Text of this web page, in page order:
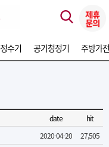
정수기 공기청정기 주방가전
date
hit
2020-04-20
27,505